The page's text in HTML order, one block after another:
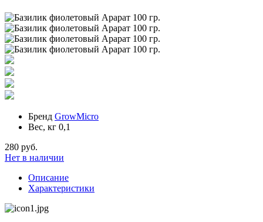
Бренд GrowMicro
Вес, кг 0,1
280 руб.
Нет в наличии
Описание
Характеристики